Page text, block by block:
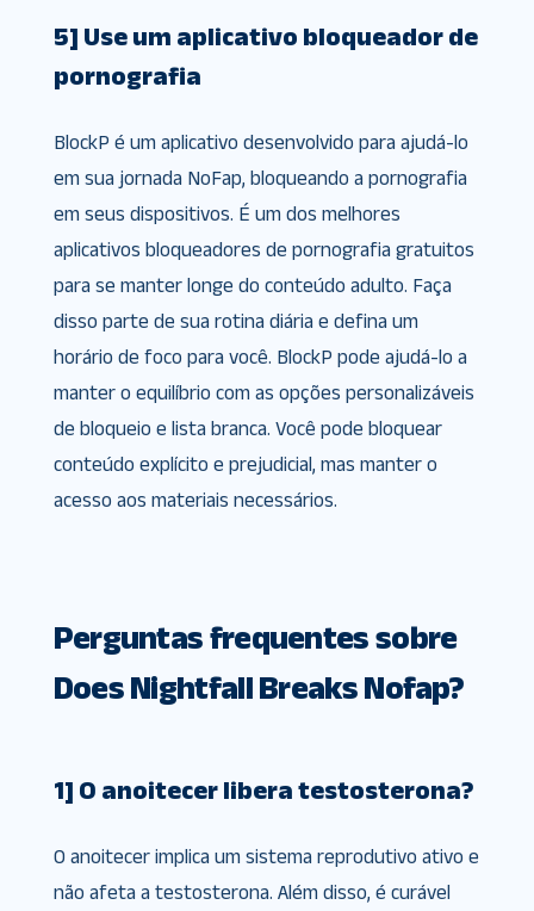
5] Use um aplicativo bloqueador de
pornografia
BlockP é um aplicativo desenvolvido para ajudá-lo
em sua jornada NoFap, bloqueando a pornografia
em seus dispositivos. É um dos melhores
aplicativos bloqueadores de pornografia gratuitos
para se manter longe do conteúdo adulto. Faça
disso parte de sua rotina diária e defina um
horário de foco para você. BlockP pode ajudá-lo a
manter o equilíbrio com as opções personalizáveis
de bloqueio e lista branca. Você pode bloquear
conteúdo explícito e prejudicial, mas manter o
acesso aos materiais necessários.
Perguntas frequentes sobre
Does Nightfall Breaks Nofap?
1] O anoitecer libera testosterona?
O anoitecer implica um sistema reprodutivo ativo e
não afeta a testosterona. Além disso, é curável